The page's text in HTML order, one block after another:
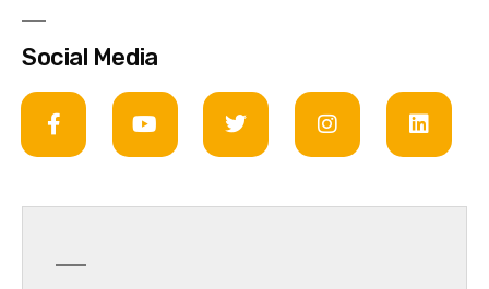
Social Media